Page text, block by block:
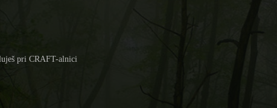
pri CRAFT-alnici